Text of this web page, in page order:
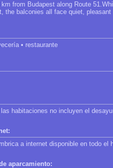
km from Budapest along Route
the balconies all face quiet,
• restaurante
habitaciones no incluyen el
a internet disponible en todo el
aparcamiento: